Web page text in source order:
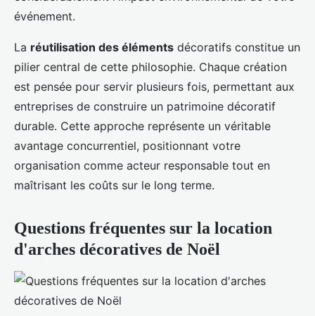
événement.
La réutilisation des éléments décoratifs constitue un
pilier central de cette philosophie. Chaque création
est pensée pour servir plusieurs fois, permettant aux
entreprises de construire un patrimoine décoratif
durable. Cette approche représente un véritable
avantage concurrentiel, positionnant votre
organisation comme acteur responsable tout en
maîtrisant les coûts sur le long terme.
Questions fréquentes sur la location
d'arches décoratives de Noël